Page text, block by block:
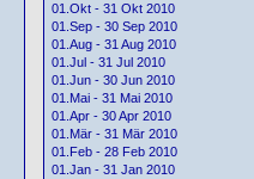
01.Okt - 31 Okt 2010
01.Sep - 30 Sep 2010
01.Aug - 31 Aug 2010
01.Jul - 31 Jul 2010
01.Jun - 30 Jun 2010
01.Mai - 31 Mai 2010
01.Apr - 30 Apr 2010
01.Mär - 31 Mär 2010
01.Feb - 28 Feb 2010
01.Jan - 31 Jan 2010